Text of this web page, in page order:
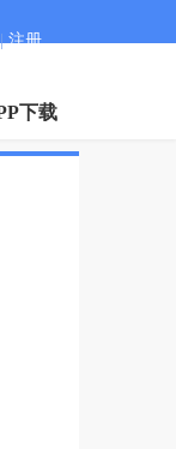
注册
下载